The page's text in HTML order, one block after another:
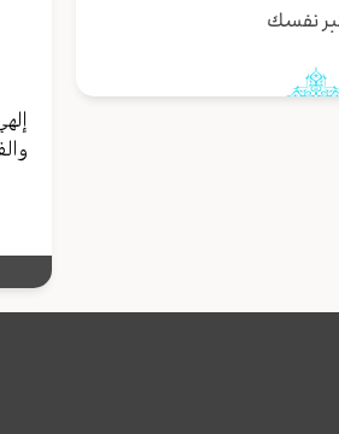
نفسك